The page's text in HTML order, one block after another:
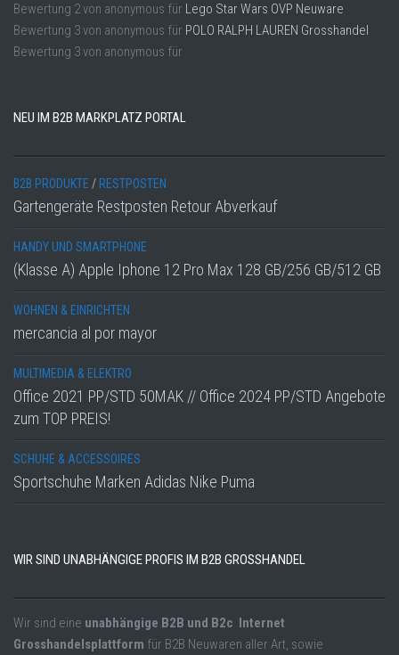
Bewertung 2von anonymous für Lego Star Wars OVP Neuware
Bewertung 3von anonymous für POLO RALPH LAUREN Grosshandel
Bewertung 3von anonymous für
NEU IM B2B MARKPLATZ PORTAL
B2B PRODUKTE / RESTPOSTEN
Gartengeräte Restposten Retour Abverkauf
HANDY UND SMARTPHONE
(Klasse A) Apple Iphone 12 Pro Max 128 GB/256 GB/512 GB
WOHNEN & EINRICHTEN
mercancia al por mayor
MULTIMEDIA & ELEKTRO
Office 2021 PP/STD 50MAK // Office 2024 PP/STD Angebote
zum TOP PREIS!
SCHUHE & ACCESSOIRES
Sportschuhe Marken Adidas Nike Puma
WIR SIND UNABHÄNGIGE PROFIS IM B2B GROSSHANDEL
Wir sind eine unabhängige B2B und B2c Internet
Grosshandelsplattform für B2B Neuwaren aller Art, sowie